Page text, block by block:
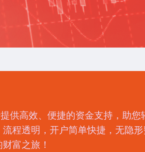
供高效、便捷的资金支持，助您
程透明，开户简单快捷，无隐
富之旅！